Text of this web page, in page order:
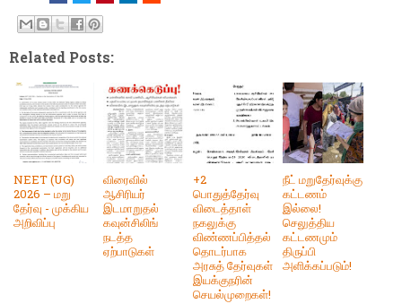
Related Posts:
NEET (UG)
2026 – மறு
தேர்வு - முக்கிய
அறிவிப்பு
விரைவில்
ஆசிரியர்
இடமாறுதல்
கவுன்சிலிங்
நடத்த
ஏற்பாடுகள்
+2
பொதுத்தேர்வு
விடைத்தாள்
நகலுக்கு
விண்ணப்பித்தல்
தொடர்பாக
அரசுத் தேர்வுகள்
இயக்குநரின்
செயல்முறைகள்!
நீட் மறுதேர்வுக்கு
கட்டணம்
இல்லை!
செலுத்திய
கட்டணமும்
திருப்பி
அளிக்கப்படும்!